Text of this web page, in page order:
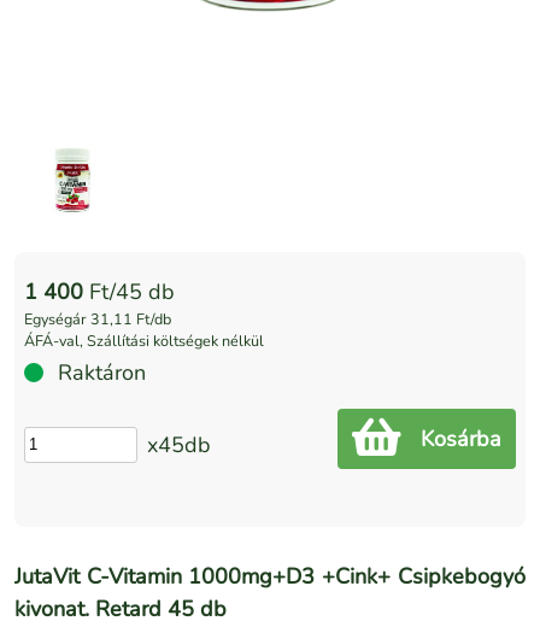
1 400 Ft/45 db
Egységár 31,11 Ft/db
ÁFÁ-val, Szállítási költségek nélkül
Raktáron
x45db Kosárba
JutaVit C-Vitamin 1000mg+D3 +Cink+ Csipkebogyó
kivonat. Retard 45 db